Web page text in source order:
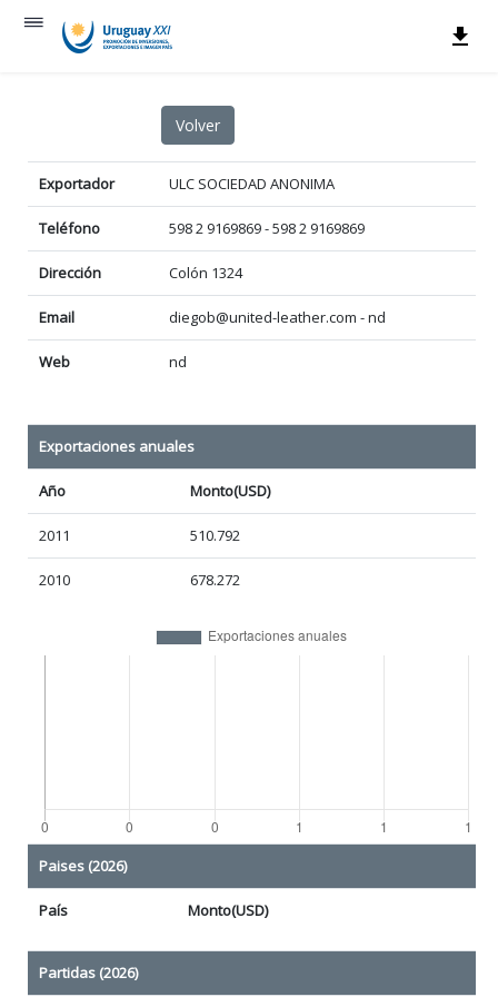
Exportador ULC SOCIEDAD ANONIMA
Teléfono 598 2 9169869 - 598 2 9169869
Dirección Colón 1324
Email diegob@united-leather.com - nd
Web nd
Exportaciones anuales
Año Monto(USD)
2011 510.792
2010 678.272
Paises (2026)
País Monto(USD)
Partidas (2026)